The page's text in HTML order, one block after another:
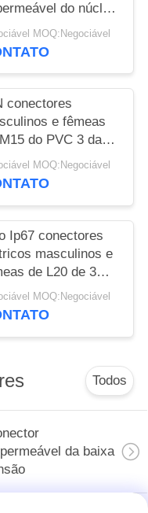
do núcleo
IP68MOQ:Negociável
conectores
e fêmeas
do PVC 3 da
tensão
MOQ:Negociável
Ip67 conectores
masculinos e
de L20 de 3
T
MOQ:Negociável
Todos
da baixa